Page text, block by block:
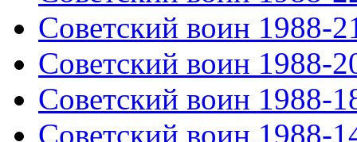
Советский воин 1988-
Советский воин 1988-
Советский воин 1988-
Советский воин 1988-